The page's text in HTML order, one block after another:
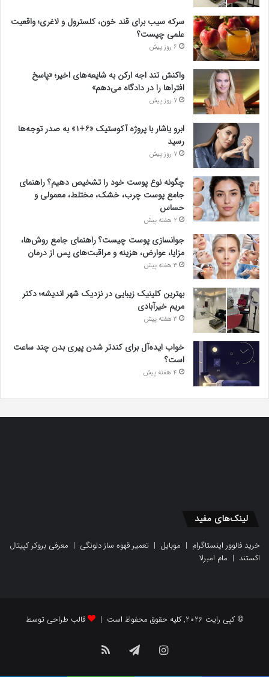
سرکه سیب برای قند خون، کلسترول و لاغری؛ واقعیت
علمی چیست؟
6 روز پیش
واکنش تند اجه ارکن به شایعه‌های اخیر؛ «پاسخ
افتراها را در دادگاه می‌دهم»
7 روز پیش
ابرو یاشار با پروژه آکوستیک «۶+۱» به صدر توجه‌ها
رسید
7 روز پیش
چگونه نوع پوست خود را تشخیص دهیم؟ راهنمای
جامع پوست چرب، خشک، مختلط، معمولی و
حساس
2 هفته پیش
جوانسازی پوست چیست؟ راهنمای جامع روش‌ها،
مزایا، عوارض، هزینه و مراقبت‌های پس از درمان
3 هفته پیش
بهترین کلینیک زیبایی در نزدیک شهر اندیشه؛ دکتر
مریم خیرآبادی
3 هفته پیش
خواب ایده‌آل برای کندتر شدن پیری بدن چند ساعت
است؟
4 هفته پیش
لینک‌های مفید
خرید فالوور اینستاگرام | موبایل | تعمیر قهوه ساز دلونگی | معرفی بروکر کپیتال
اکستند | مام امبرلا
© کپی رایت 2026, کلیه حقوق محفوظ است | قالب طراحی توسط
اینستاگرامتلگرامخوراک